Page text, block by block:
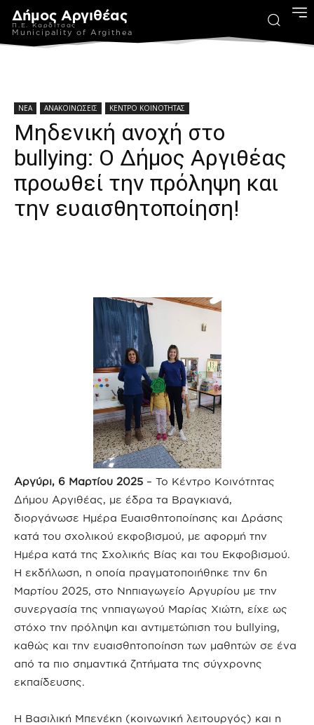
Δήμος Αργιθέας
Π.Ε. Καρδίτσας
Municipality of Argithea
ΝΕΑ ΑΝΑΚΟΙΝΩΣΕΙΣ ΚΕΝΤΡΟ ΚΟΙΝΟΤΗΤΑΣ
Μηδενική ανοχή στο
bullying: Ο Δήμος Αργιθέας
προωθεί την πρόληψη και
την ευαισθητοποίηση!
Αργύρι, 6 Μαρτίου 2025 – Το Κέντρο Κοινότητας
Δήμου Αργιθέας, με έδρα τα Βραγκιανά,
διοργάνωσε Ημέρα Ευαισθητοποίησης και Δράσης
κατά του σχολικού εκφοβισμού, με αφορμή την
Ημέρα κατά της Σχολικής Βίας και του Εκφοβισμού.
Η εκδήλωση, η οποία πραγματοποιήθηκε την 6η
Μαρτίου 2025, στο Νηπιαγωγείο Αργυρίου με την
συνεργασία της νηπιαγωγού Μαρίας Χιώτη, είχε ως
στόχο την πρόληψη και αντιμετώπιση του bullying,
καθώς και την ευαισθητοποίηση των μαθητών σε ένα
από τα πιο σημαντικά ζητήματα της σύγχρονης
εκπαίδευσης.
Η Βασιλική Μπενέκη (κοινωνική λειτουργός) και η